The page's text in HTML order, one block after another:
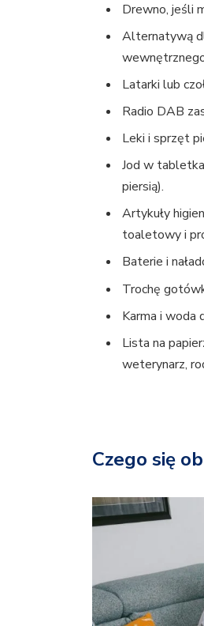
Drewno, jeśli
Alternatywą
Latarki lub
Radio DAB
Leki i sprzęt
Jod w
piersią).
Artykuły
toaletowy i
Baterie i
Trochę
Karma i woda
Lista na
weterynarz,
Czego się